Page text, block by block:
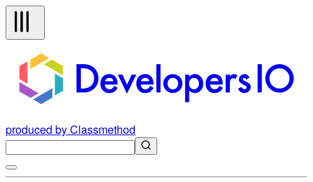
produced by Classmethod